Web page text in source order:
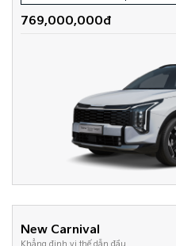
769,000,000đ
New Carnival
Khẳng định vị thế dẫn đầu